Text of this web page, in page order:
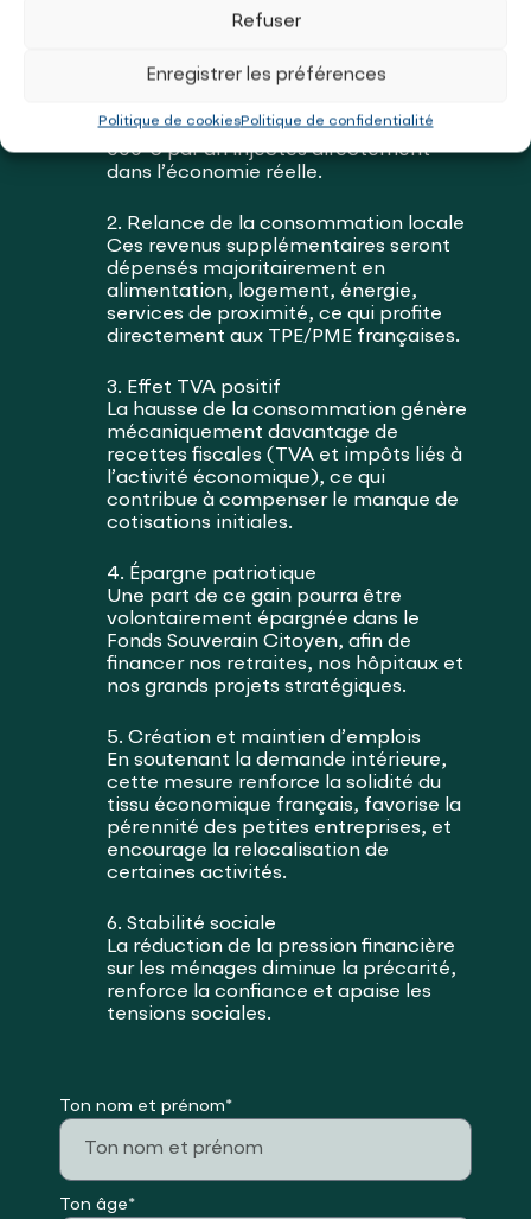
Refuser
Enregistrer les préférences
Politique de cookiesPolitique de confidentialité
l’économie réelle
1. Pouvoir d’achat immédiat
nets par mois, soit entre +2 000 et +4
000 € par an injectés directement
dans l’économie réelle.
2. Relance de la consommation locale
Ces revenus supplémentaires seront
dépensés majoritairement en
alimentation, logement, énergie,
services de proximité, ce qui profite
directement aux TPE/PME françaises.
3. Effet TVA positif
La hausse de la consommation génère
mécaniquement davantage de
recettes fiscales (TVA et impôts liés à
l’activité économique), ce qui
contribue à compenser le manque de
cotisations initiales.
4. Épargne patriotique
Une part de ce gain pourra être
volontairement épargnée dans le
Fonds Souverain Citoyen, afin de
financer nos retraites, nos hôpitaux et
nos grands projets stratégiques.
5. Création et maintien d’emplois
En soutenant la demande intérieure,
cette mesure renforce la solidité du
tissu économique français, favorise la
pérennité des petites entreprises, et
encourage la relocalisation de
certaines activités.
6. Stabilité sociale
La réduction de la pression financière
sur les ménages diminue la précarité,
renforce la confiance et apaise les
tensions sociales.
Ton nom et prénom*
Ton âge*